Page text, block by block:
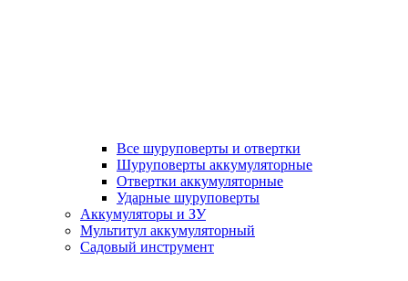
Все шуруповерты и отвертки
Шуруповерты аккумуляторные
Отвертки аккумуляторные
Ударные шуруповерты
Аккумуляторы и ЗУ
Мультитул аккумуляторный
Садовый инструмент